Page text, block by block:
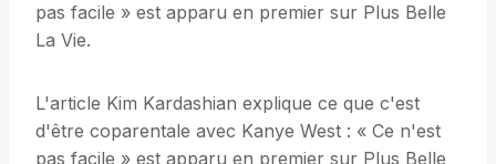
pas facile » est apparu en premier sur Plus Belle
La Vie.
L'article Kim Kardashian explique ce que c'est
d'être coparentale avec Kanye West : « Ce n'est
pas facile » est apparu en premier sur Plus Belle